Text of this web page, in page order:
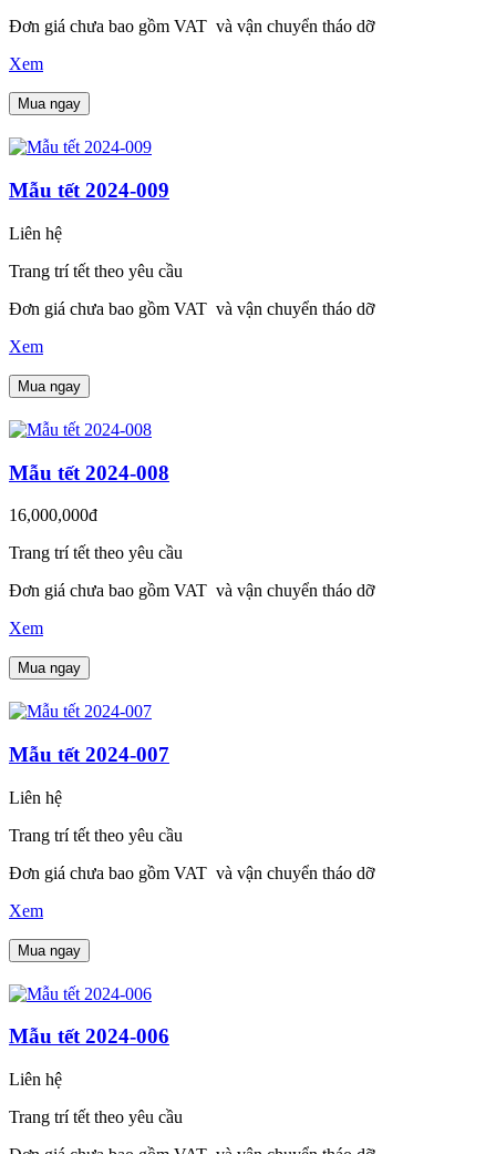
Đơn giá chưa bao gồm VAT và vận chuyển tháo dỡ
Xem
Mua ngay
Mẫu tết 2024-009
Liên hệ
Trang trí tết theo yêu cầu
Đơn giá chưa bao gồm VAT và vận chuyển tháo dỡ
Xem
Mua ngay
Mẫu tết 2024-008
16,000,000đ
Trang trí tết theo yêu cầu
Đơn giá chưa bao gồm VAT và vận chuyển tháo dỡ
Xem
Mua ngay
Mẫu tết 2024-007
Liên hệ
Trang trí tết theo yêu cầu
Đơn giá chưa bao gồm VAT và vận chuyển tháo dỡ
Xem
Mua ngay
Mẫu tết 2024-006
Liên hệ
Trang trí tết theo yêu cầu